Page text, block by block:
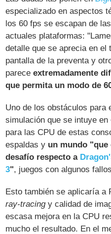
especializado en aspectos
los 60 fps se escapan de
actuales plataformas:
detalle que se aprecia en el
pantalla de la preventa y
pareceextremadamente
que permita un modo de
Uno de los obstáculos para
simulación que se intuye en
para las CPU de estas
espaldas y un mundo
desafío respecto a
3", juegos con algunos
Esto también se aplicaría a
ray-tracingy calidad de
escasa mejora en la CPU
mucho el resultado. En el